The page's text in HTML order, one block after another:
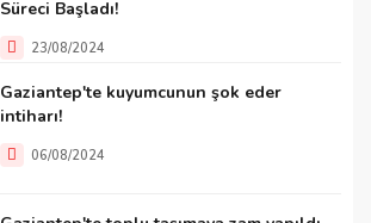
Süreci Başladı!
23/08/2024
Gaziantep'te kuyumcunun şok eder
intiharı!
06/08/2024